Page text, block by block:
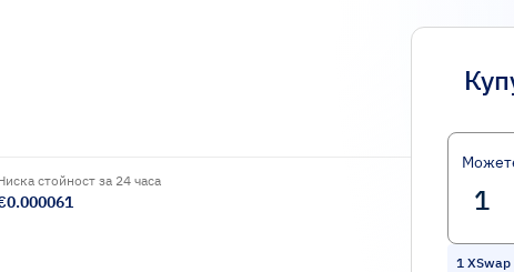
стойност за 24 часа
1